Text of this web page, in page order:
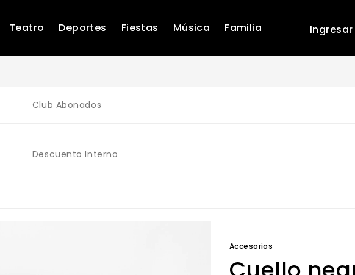
Teatro Deportes Fiestas Música Familia Ingresar
Club Abonados
Descuento Interno
Accesorios